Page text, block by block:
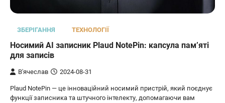
ЗБЕРІГАННЯ ТЕХНОЛОГІЇ
Носимий AI записник Plaud NotePin: капсула пам’яті
для записів
В'ячеслав 2024-08-31
Plaud NotePin — це інноваційний носимий пристрій, який поєднує
функції записника та штучного інтелекту, допомагаючи вам